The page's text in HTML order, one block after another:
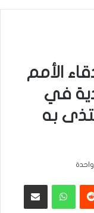
الأمم
في
به
‏Reddit واتساب مشاركة عبر البريد